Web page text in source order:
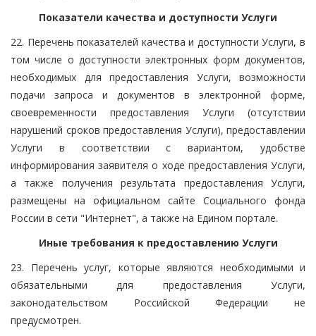
Показатели качества и доступности Услуги
22. Перечень показателей качества и доступности Услуги, в
том числе о доступности электронных форм документов,
необходимых для предоставления Услуги, возможности
подачи запроса и документов в электронной форме,
своевременности предоставления Услуги (отсутствии
нарушений сроков предоставления Услуги), предоставлении
Услуги в соответствии с вариантом, удобстве
информирования заявителя о ходе предоставления Услуги,
а также получения результата предоставления Услуги,
размещены на официальном сайте Социального фонда
России в сети "Интернет", а также на Едином портале.
Иные требования к предоставлению Услуги
23. Перечень услуг, которые являются необходимыми и
обязательными для предоставления Услуги,
законодательством Российской Федерации не
предусмотрен.